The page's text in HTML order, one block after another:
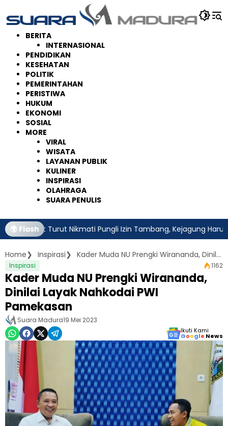
ke
konten
BERITA
INTERNASIONAL
PENDIDIKAN
KESEHATAN
POLITIK
PEMERINTAHAN
PERISTIWA
HUKUM
EKONOMI
SOSIAL
MORE
VIRAL
WISATA
LAYANAN PUBLIK
KULINER
INSPIRASI
OLAHRAGA
SUARA PENULIS
🌍 Flash
Turut Nikmati Pungli Izin Tambang, Kejagung Harus Ambil
Home Inspirasi Kader Muda NU Prengki Wirananda, Dinilai Layak Nahkodai PWI Pamekasan
Inspirasi 1162
Kader Muda NU Prengki Wirananda,
Dinilai Layak Nahkodai PWI
Pamekasan
Suara Madura19 Mei 2023
Ikuti Kami
Google News